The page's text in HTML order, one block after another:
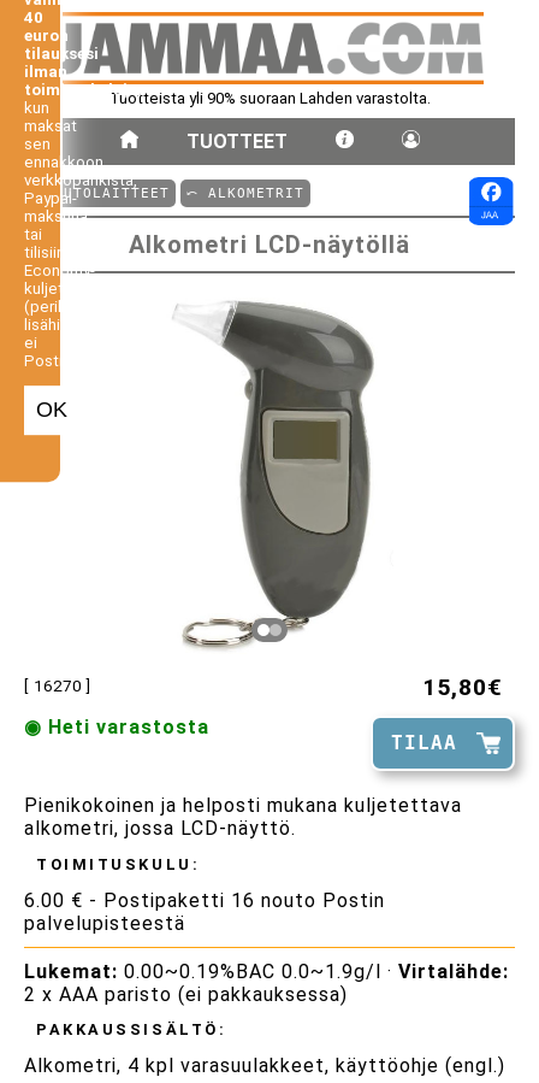
Tuotteista yli 90% suoraan Lahden varastolta.
TUOTTEET
40
euron
tilauksesi
ilman
toimituskuluja,
kun
maksat
sen
ennakkoon
verkkopankista,
Paypal-
maksuna
tai
tilisiirtona.
Economy-
kuljetus
(perilletoimitus
lisähintaan,
ei
Postiennakko).
OK
⤺ AUTOLAITTEET ⤺ ALKOMETRIT
Alkometri LCD-näytöllä
[ 16270 ] 15,80€
TILAA
◉ Heti varastosta
Pienikokoinen ja helposti mukana kuljetettava
alkometri, jossa LCD-näyttö.
TOIMITUSKULU:
6.00 € - Postipaketti 16 nouto Postin
palvelupisteestä
Lukemat: 0.00~0.19%BAC 0.0~1.9g/l · Virtalähde:
2 x AAA paristo (ei pakkauksessa)
PAKKAUSSISÄLTÖ:
Alkometri, 4 kpl varasuulakkeet, käyttöohje (engl.)